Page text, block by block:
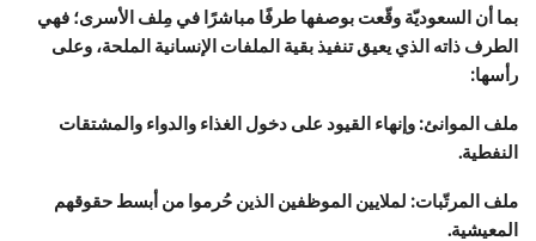
بما أن السعوديّة وقّعت بوصفها طرفًا مباشرًا في مِلف الأسرى؛ فهي
الطرف ذاته الذي يعيق تنفيذ بقية الملفات الإنسانية الملحة، وعلى
رأسها:
ملف الموانئ: وإنهاء القيود على دخول الغذاء والدواء والمشتقات
النفطية.
ملف المرتّبات: لملايين الموظفين الذين حُرموا من أبسط حقوقهم
المعيشية.